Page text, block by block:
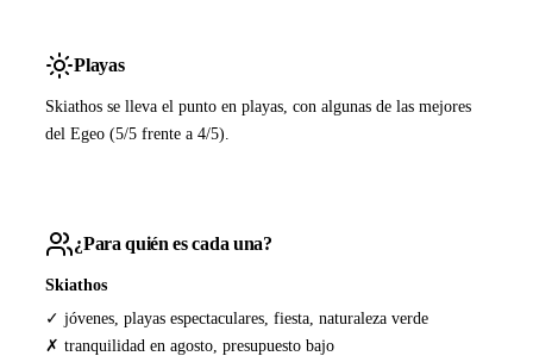
Playas
Skiathos se lleva el punto en playas, con algunas de las mejores
del Egeo (5/5 frente a 4/5).
¿Para quién es cada una?
Skiathos
✓ jóvenes, playas espectaculares, fiesta, naturaleza verde
✗ tranquilidad en agosto, presupuesto bajo